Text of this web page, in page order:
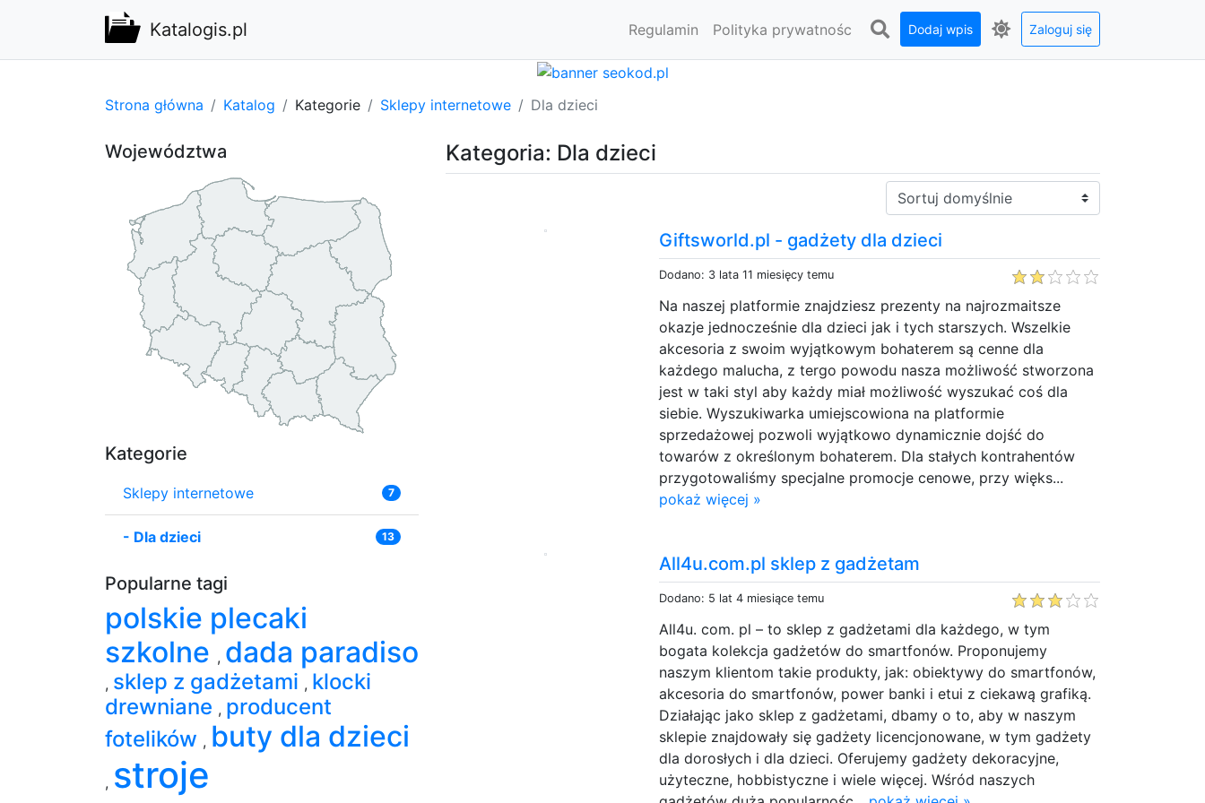
Katalogis.pl Regulamin Polityka prywatnośc Dodaj wpis Zaloguj się
Strona główna Katalog Kategorie Sklepy internetowe Dla dzieci
Kategoria: Dla dzieci
Sortuj:
Giftsworld.pl - gadżety dla dzieci
Dodano: 3 lata 11 miesięcy temu
Na naszej platformie znajdziesz prezenty na najrozmaitsze
okazje jednocześnie dla dzieci jak i tych starszych. Wszelkie
akcesoria z swoim wyjątkowym bohaterem są cenne dla
każdego malucha, z tergo powodu nasza możliwość stworzona
jest w taki styl aby każdy miał możliwość wyszukać coś dla
siebie. Wyszukiwarka umiejscowiona na platformie
sprzedażowej pozwoli wyjątkowo dynamicznie dojść do
towarów z określonym bohaterem. Dla stałych kontrahentów
przygotowaliśmy specjalne promocje cenowe, przy więks...
pokaż więcej »
All4u.com.pl sklep z gadżetam
Dodano: 5 lat 4 miesiące temu
All4u. com. pl – to sklep z gadżetami dla każdego, w tym
bogata kolekcja gadżetów do smartfonów. Proponujemy
naszym klientom takie produkty, jak: obiektywy do smartfonów,
akcesoria do smartfonów, power banki i etui z ciekawą grafiką.
Działając jako sklep z gadżetami, dbamy o to, aby w naszym
sklepie znajdowały się gadżety licencjonowane, w tym gadżety
dla dorosłych i dla dzieci. Oferujemy gadżety dekoracyjne,
użyteczne, hobbistyczne i wiele więcej. Wśród naszych
Województwa
Kategorie
Sklepy internetowe 7
- Dla dzieci 13
Popularne tagi
polskie plecaki
szkolne , dada paradiso
, sklep z gadżetami , klocki
drewniane , producent
fotelików , buty dla dzieci
, stroje